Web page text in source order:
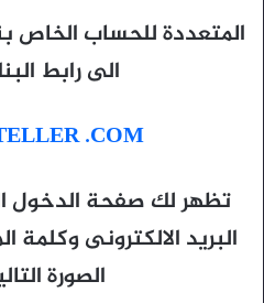
المتعددة للحساب الخاص
الى رابط
.COM
تظهر لك صفحة الدخول
البريد الالكترونى
الصورة